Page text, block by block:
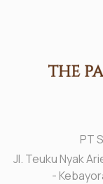
PT
Jl. Teuku Nyak
-